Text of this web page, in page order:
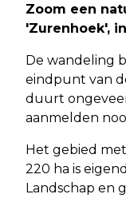
Zoom een
'Zurenhoek',
De wandeling
eindpunt van
duurt
aanmelden
Het gebied
220 ha is
Landschap en